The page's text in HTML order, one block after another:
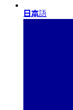
日本語